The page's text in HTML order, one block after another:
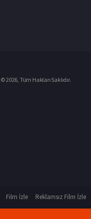
© 2026, Tüm Hakları Saklıdır.
Film İzle Reklamsız Film İzle